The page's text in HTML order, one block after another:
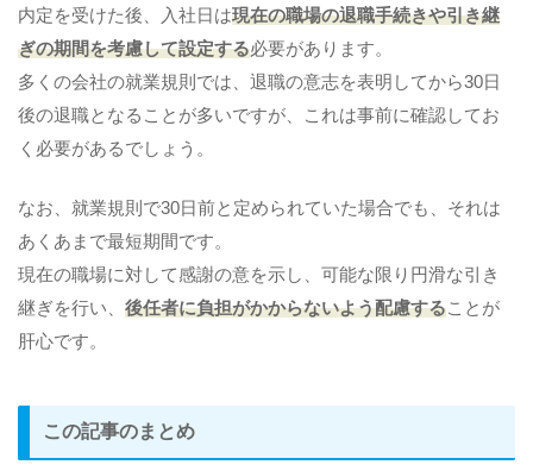
内定を受けた後、入社日は現在の職場の退職手続きや引き継
ぎの期間を考慮して設定する必要があります。
多くの会社の就業規則では、退職の意志を表明してから30日
後の退職となることが多いですが、これは事前に確認してお
く必要があるでしょう。
なお、就業規則で30日前と定められていた場合でも、それは
あくあまで最短期間です。
現在の職場に対して感謝の意を示し、可能な限り円滑な引き
継ぎを行い、 後任者に負担がかからないよう配慮することが
肝心です。
この記事のまとめ